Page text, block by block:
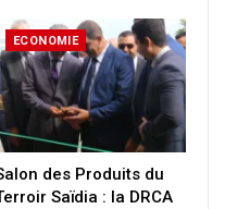
ECONOMIE
des Produits du
Saïdia : la DRCA